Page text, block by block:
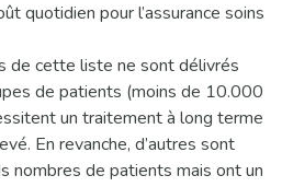
quotidien pour l’assurance soins
de cette liste ne sont délivrés
de patients (moins de 10.000
un traitement à long terme
En revanche, d’autres sont
nombres de patients mais ont un